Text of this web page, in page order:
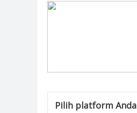
Pilih platform Anda